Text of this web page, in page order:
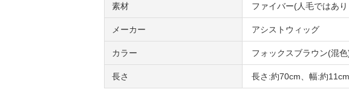
素材 ファイバー(人毛ではあ
メーカー アシストウィッグ
カラー フォックスブラウン(混色
長さ 長さ:約70cm、幅:約11cm